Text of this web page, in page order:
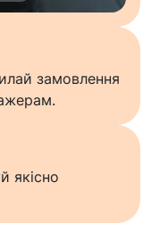
замовлення
якісно